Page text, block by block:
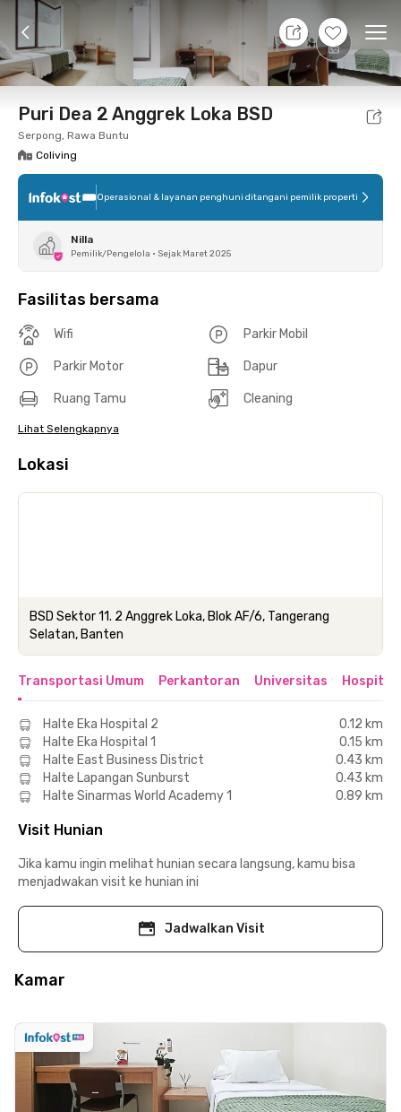
+6
Foto Fasilitas bersama Lokasi Kamar
Puri Dea 2 Anggrek Loka BSD
Serpong, Rawa Buntu
Coliving
Operasional & layanan penghuni ditangani pemilik properti
Nilla
Pemilik/Pengelola • Sejak Maret 2025
Fasilitas bersama
Wifi Parkir Mobil
Parkir Motor Dapur
Ruang Tamu Cleaning
Lihat Selengkapnya
Lokasi
BSD Sektor 11. 2 Anggrek Loka, Blok AF/6, Tangerang
Selatan, Banten
Transportasi Umum Perkantoran Universitas Hospital
Halte Eka Hospital 2
0.12 km
Halte Eka Hospital 1
0.15 km
Halte East Business District
0.43 km
Halte Lapangan Sunburst
0.43 km
Halte Sinarmas World Academy 1
0.89 km
Visit Hunian
Jika kamu ingin melihat hunian secara langsung, kamu bisa
menjadwakan visit ke hunian ini
Jadwalkan Visit
Kamar